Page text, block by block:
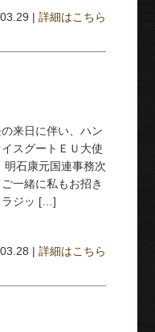
|詳細はこちら
来日に伴い、ハン
スグートＥＵ大使
明石康元国連事務次
一緒に私もお招き
ラジッ […]
|詳細はこちら